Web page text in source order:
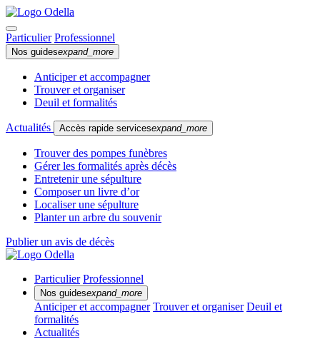
Particulier Professionnel
Nos guidesexpand_more
Anticiper et accompagner
Trouver et organiser
Deuil et formalités
Actualités Accès rapide servicesexpand_more
Trouver des pompes funèbres
Gérer les formalités après décès
Entretenir une sépulture
Composer un livre d’or
Localiser une sépulture
Planter un arbre du souvenir
Publier un avis de décès
Particulier Professionnel
Nos guidesexpand_more
Anticiper et accompagner Trouver et organiser Deuil et
formalités
Actualités